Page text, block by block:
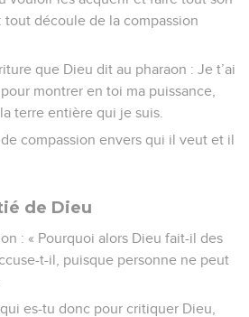
tout découle de la compassion
que Dieu dit au pharaon : Je t’ai
montrer en toi ma puissance,
terre entière qui je suis.
compassion envers qui il veut et il
de Dieu
: « Pourquoi alors Dieu fait-il des
t-il, puisque personne ne peut
es-tu donc pour critiquer Dieu,